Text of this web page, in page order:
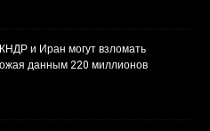
и Иран могут взломать
данным 220 миллионов